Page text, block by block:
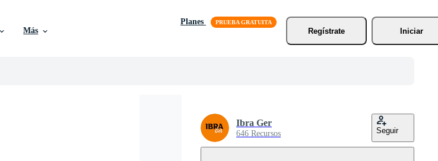
Más
Planes
Regístrate
Iniciar
Ibra Ger
646 Recursos Seguir